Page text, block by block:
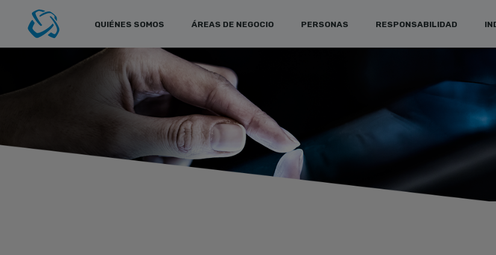
QUIÉNES SOMOS ÁREAS DE NEGOCIO PERSONAS RESPONSABILIDAD